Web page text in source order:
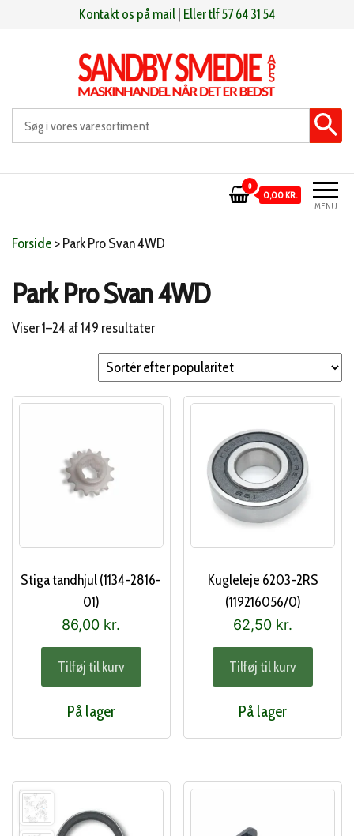
Kontakt os på mail Eller tlf 57 64 31 54
Sandby smeden Maskinhandel når det er bedst
MENU
0
0,00 KR.
Forside >Park Pro Svan 4WD
Park Pro Svan 4WD
Viser 1–24 af 149 resultaterSorteret
efter
popularitet
Stiga tandhjul (1134-2816-
01)
86,00 kr.
Tilføj til kurv
På lager
Kugleleje 6203-2RS
(119216056/0)
62,50 kr.
Tilføj til kurv
På lager